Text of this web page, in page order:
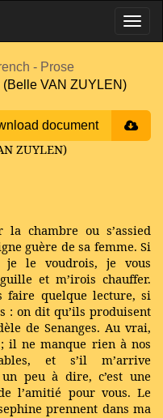
- Prose
VAN ZUYLEN)
document
ZUYLEN)
la chambre ou s’assied
guère de sa femme. Si
je le voudrois, je vous
et m’irois chauffer.
faire quelque lecture, si
: on dit qu’ils produisent
de Senanges. Au vrai,
il ne manque rien à nos
et s’il m’arrive
peu à dire, c’est une
l’amitié pour vous. Le
prennent dans ma